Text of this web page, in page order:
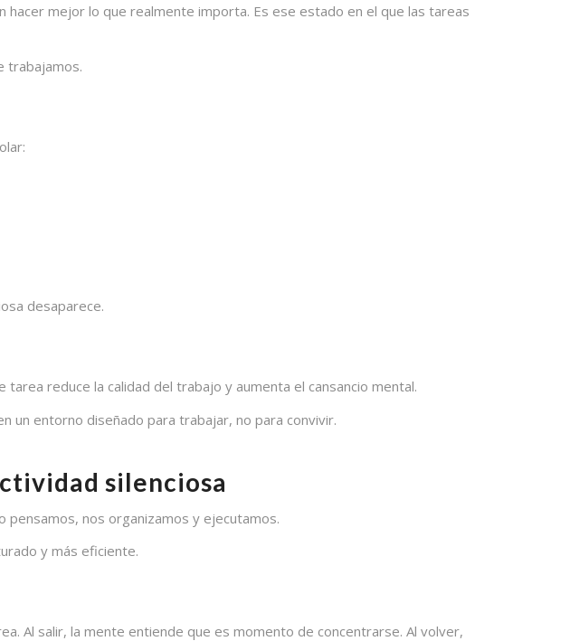
mejor lo que realmente importa. Es ese estado en el que las tareas
trabajamos.
desaparece.
reduce la calidad del trabajo y aumenta el cansancio mental.
un entorno diseñado para trabajar, no para convivir.
silenciosa
pensamos, nos organizamos y ejecutamos.
y más eficiente.
Al salir, la mente entiende que es momento de concentrarse. Al volver,